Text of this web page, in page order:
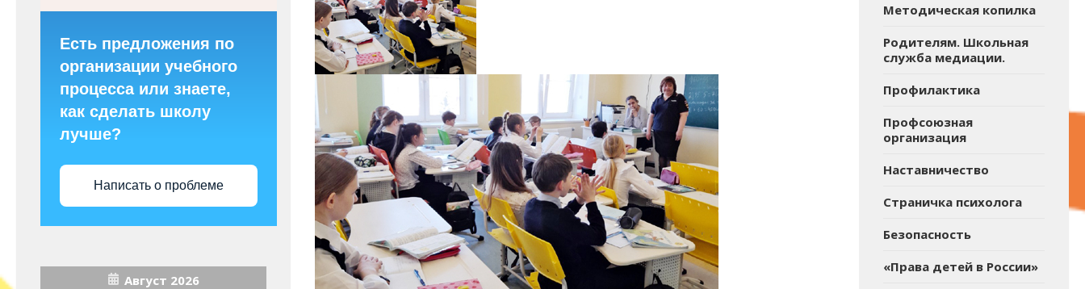
Есть предложения по
организации учебного
процесса или знаете,
как сделать школу
лучше?
Написать о проблеме
Август 2026
Методическая копилка
Родителям. Школьная
служба медиации.
Профилактика
Профсоюзная
организация
Наставничество
Страничка психолога
Безопасность
«Права детей в России»